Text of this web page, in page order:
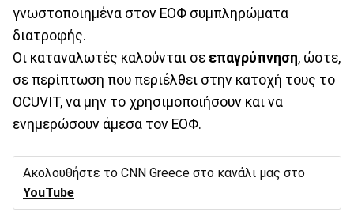
γνωστοποιημένα στον ΕΟΦ συμπληρώματα
διατροφής.
Οι καταναλωτές καλούνται σε επαγρύπνηση, ώστε,
σε περίπτωση που περιέλθει στην κατοχή τους το
OCUVIT, να μην το χρησιμοποιήσουν και να
ενημερώσουν άμεσα τον ΕΟΦ.
Ακολουθήστε το CNN Greece στο κανάλι μας στο
YouTube